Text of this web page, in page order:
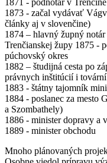
1873 - začal vydávať
články aj v slovenčine)
1874 – hlavný župný notár
Trenčianskej župy 1875 -
púchovský okres
1882 – študijná cesta po
právnych inštitúcií i tovární
1883 - štátny tajomník
1884 - poslanec za mesto
a Szombathely)
1886 - minister dopravy a
1889 - minister obchodu
Mnoho plánovaných